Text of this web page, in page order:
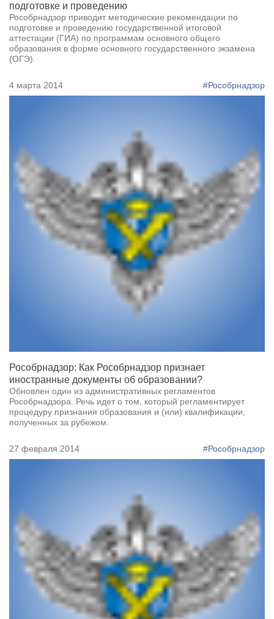
подготовке и проведению
Рособрнадзор приводит методические рекомендации по
подготовке и проведению государственной итоговой
аттестации (ГИА) по программам основного общего
образования в форме основного государственного экзамена
(ОГЭ).
4 марта 2014 #Рособрнадзор
Рособрнадзор: Как Рособрнадзор признает
иностранные документы об образовании?
Обновлен один из административных регламентов
Рособрнадзора. Речь идет о том, который регламентирует
процедуру признания образования и (или) квалификации,
полученных за рубежом.
27 февраля 2014 #Рособрнадзор